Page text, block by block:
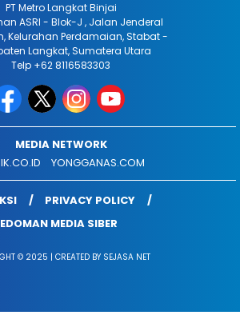
PT Metro Langkat Binjai
ASRI - Blok-J , Jalan Jenderal
Kelurahan Perdamaian, Stabat -
Langkat, Sumatera Utara
Telp +62 8116583303
MEDIA NETWORK
YONGGANAS.COM
PRIVACY POLICY
MEDIA SIBER
© 2025 | CREATED BY SEJASA NET